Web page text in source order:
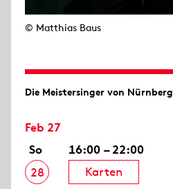
© Matthias Baus
Die Meistersinger von Nürnberg
Feb 27
So
28
16:00 – 22:00
Karten